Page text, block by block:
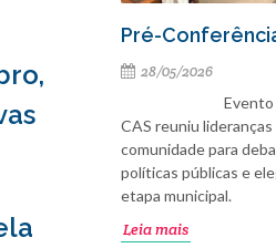
Pré-
28/05/2026
Evento
CAS reuniu
comunidade para
políticas públicas e
etapa municipal.
Leia mais